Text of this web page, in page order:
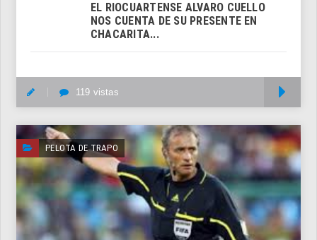
EL RIOCUARTENSE ALVARO CUELLO
NOS CUENTA DE SU PRESENTE EN
CHACARITA...
119 vistas
PELOTA DE TRAPO